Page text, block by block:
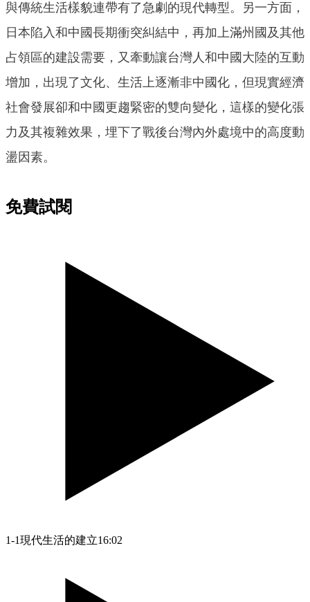
與傳統生活樣貌連帶有了急劇的現代轉型。另一方面，
日本陷入和中國長期衝突糾結中，再加上滿州國及其他
占領區的建設需要，又牽動讓台灣人和中國大陸的互動
增加，出現了文化、生活上逐漸非中國化，但現實經濟
社會發展卻和中國更趨緊密的雙向變化，這樣的變化張
力及其複雜效果，埋下了戰後台灣內外處境中的高度動
盪因素。
免費試閱
1-1現代生活的建立16:02